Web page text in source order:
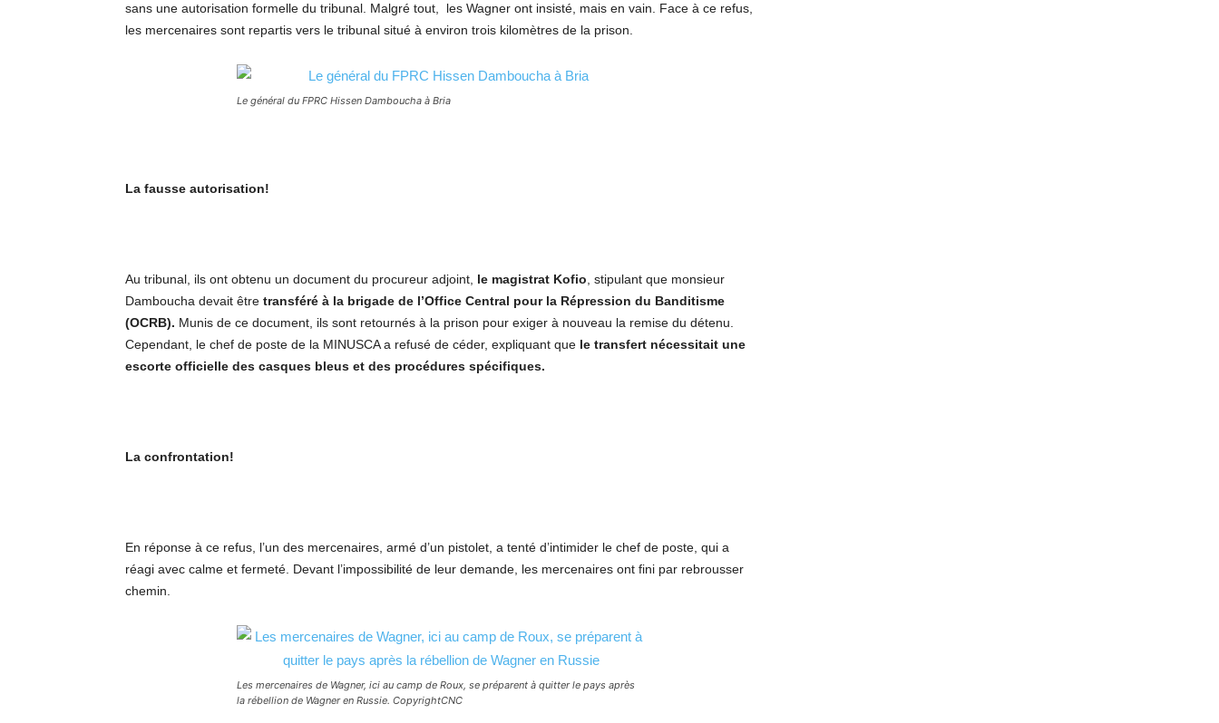
sans une autorisation formelle du tribunal. Malgré tout, les Wagner ont insisté, mais en vain. Face à ce refus,
les mercenaires sont repartis vers le tribunal situé à environ trois kilomètres de la prison.
Le général du FPRC Hissen Damboucha à Bria
La fausse autorisation!
Au tribunal, ils ont obtenu un document du procureur adjoint, le magistrat Kofio , stipulant que monsieur
Damboucha devait être transféré à la brigade de l’Office Central pour la Répression du Banditisme
(OCRB). Munis de ce document, ils sont retournés à la prison pour exiger à nouveau la remise du détenu.
Cependant, le chef de poste de la MINUSCA a refusé de céder, expliquant que le transfert nécessitait une
escorte officielle des casques bleus et des procédures spécifiques.
La confrontation!
En réponse à ce refus, l’un des mercenaires, armé d’un pistolet, a tenté d’intimider le chef de poste, qui a
réagi avec calme et fermeté. Devant l’impossibilité de leur demande, les mercenaires ont fini par rebrousser
chemin.
Les mercenaires de Wagner, ici au camp de Roux, se préparent à quitter le pays après
la rébellion de Wagner en Russie. CopyrightCNC